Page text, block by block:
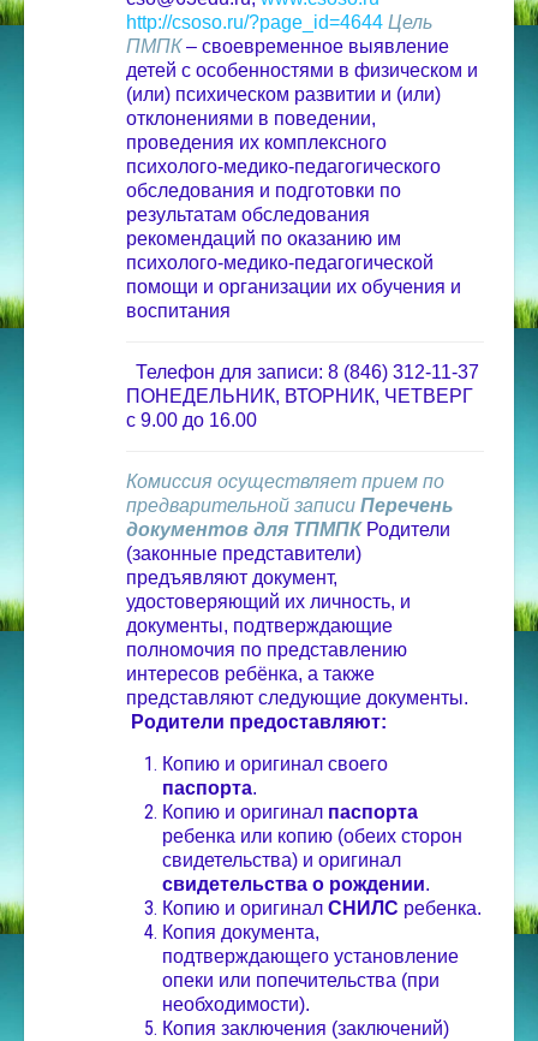
http://csoso.ru/?page_id=4644 Цель
ПМПК– своевременное выявление
детей с особенностями в физическом и
(или) психическом развитии и (или)
отклонениями в поведении,
проведения их комплексного
психолого-медико-педагогического
обследования и подготовки по
результатам обследования
рекомендаций по оказанию им
психолого-медико-педагогической
помощи и организации их обучения и
воспитания
Телефон для записи: 8 (846) 312-11-37
ПОНЕДЕЛЬНИК, ВТОРНИК, ЧЕТВЕРГ
с 9.00 до 16.00
Комиссия осуществляет прием по
предварительной записи Перечень
документов для ТПМПК Родители
(законные представители)
предъявляют документ,
удостоверяющий их личность, и
документы, подтверждающие
полномочия по представлению
интересов ребёнка, а также
представляют следующие документы.
Родители предоставляют:
Копию и оригинал своего
паспорта.
Копию и оригинал паспорта
ребенка или копию (обеих сторон
свидетельства) и оригинал
свидетельства о рождении.
Копию и оригинал СНИЛС ребенка.
Копия документа,
подтверждающего установление
опеки или попечительства (при
необходимости).
Копия заключения (заключений)